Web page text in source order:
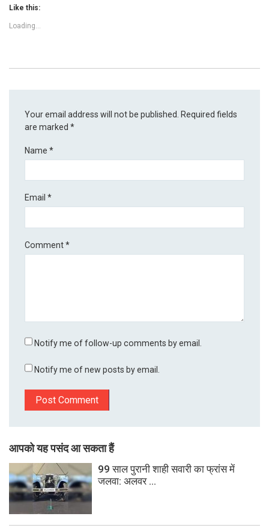
Like this:
Loading...
Your email address will not be published.
Required fields
are marked*
Name*
Email*
Comment*
Notify me of follow-up comments by email.
Notify me of new posts by email.
आपको यह पसंद आ सकता हैं
99 साल पुरानी शाही सवारी का फ्रांस में
जलवा: अलवर ...